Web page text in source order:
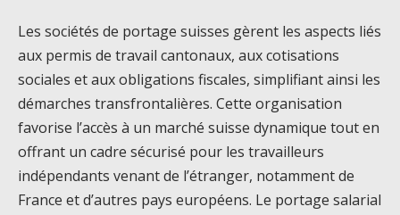
Les sociétés de portage suisses gèrent les aspects liés
aux permis de travail cantonaux, aux cotisations
sociales et aux obligations fiscales, simplifiant ainsi les
démarches transfrontalières. Cette organisation
favorise l’accès à un marché suisse dynamique tout en
offrant un cadre sécurisé pour les travailleurs
indépendants venant de l’étranger, notamment de
France et d’autres pays européens. Le portage salarial